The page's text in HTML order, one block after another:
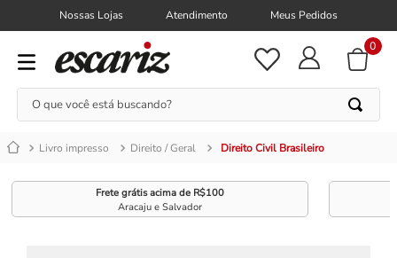
Nossas Lojas Atendimento Meus Pedidos
0
O que você está buscando?
Livro impresso Direito / Geral Direito Civil Brasileiro
Frete grátis acima de R$100
Aracaju e Salvador